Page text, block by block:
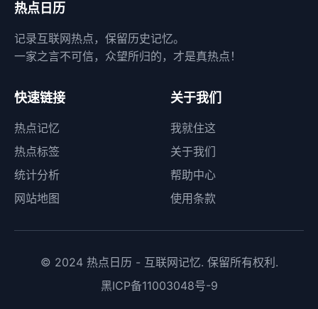
热点日历
记录互联网热点，保留历史记忆。
一家之言不可信，众望所归的，才是真热点！
快速链接
热点记忆
热点标签
统计分析
网站地图
关于我们
我就住这
关于我们
帮助中心
使用条款
© 2024 热点日历 - 互联网记忆. 保留所有权利.
黑ICP备11003048号-9